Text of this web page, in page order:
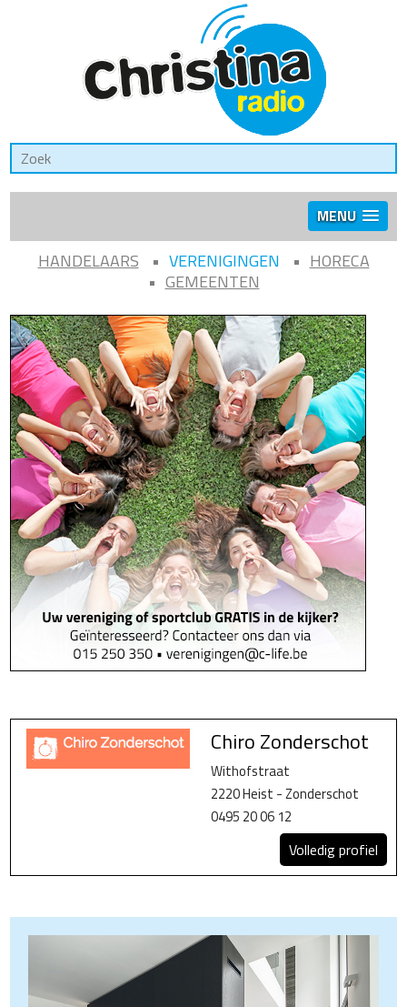
MENU
HANDELAARS VERENIGINGEN
HORECA
GEMEENTEN
Chiro Zonderschot
Withofstraat
2220 Heist - Zonderschot
0495 20 06 12
Volledig profiel